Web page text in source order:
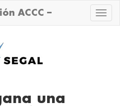
Toggle
ACCC –
una